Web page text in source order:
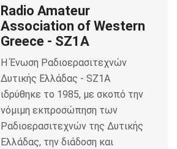
l
Radio Amateur
Association of Western
Greece - SZ1A
Η Ένωση Ραδιοερασιτεχνών
Δυτικής Ελλάδας - SZ1A
ιδρύθηκε το 1985, με σκοπό την
νόμιμη εκπροσώπηση των
Ραδιοερασιτεχνών της Δυτικής
Ελλάδας, την διάδοση και